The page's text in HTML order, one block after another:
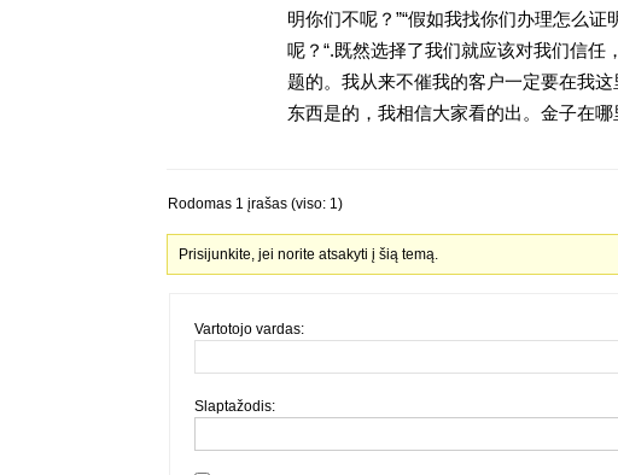
明你们不呢？”“假如我找你们办理怎么证
呢？“.既然选择了我们就应该对我们信
题的。我从来不催我的客户一定要在我
东西是的，我相信大家看的出。金子在
Rodomas 1 įrašas (viso: 1)
Prisijunkite, jei norite atsakyti į šią temą.
Vartotojo vardas:
Slaptažodis: